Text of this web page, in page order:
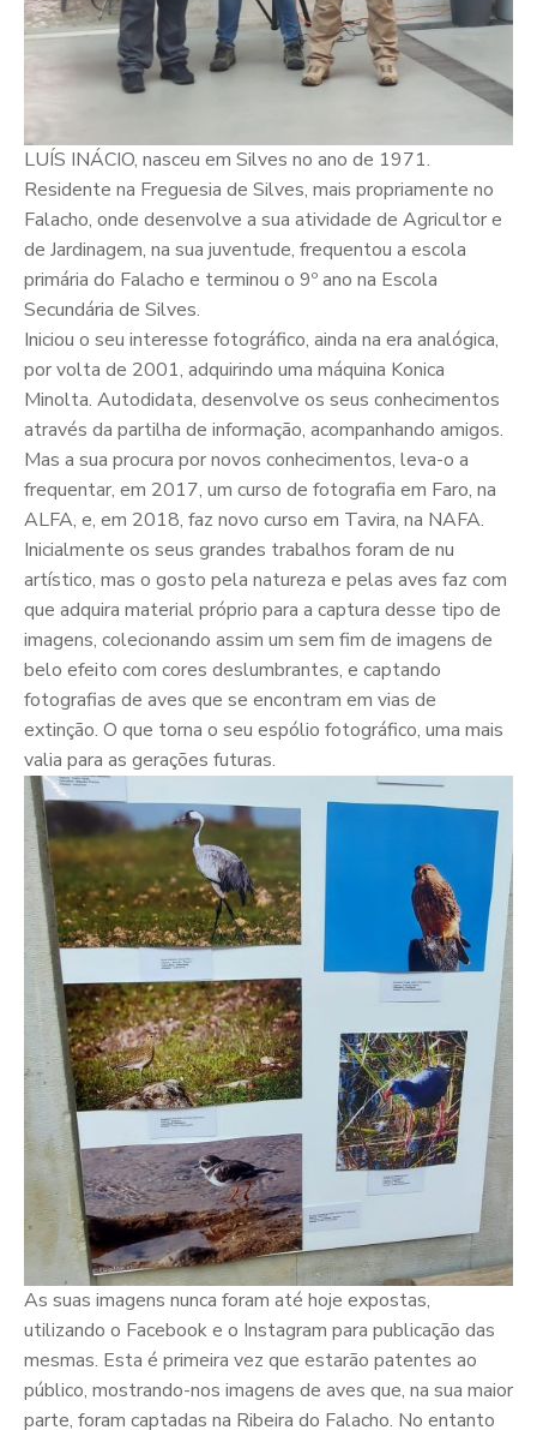
LUÍS INÁCIO, nasceu em Silves no ano de 1971.
Residente na Freguesia de Silves, mais propriamente no
Falacho, onde desenvolve a sua atividade de Agricultor e
de Jardinagem, na sua juventude, frequentou a escola
primária do Falacho e terminou o 9º ano na Escola
Secundária de Silves.
Iniciou o seu interesse fotográfico, ainda na era analógica,
por volta de 2001, adquirindo uma máquina Konica
Minolta. Autodidata, desenvolve os seus conhecimentos
através da partilha de informação, acompanhando amigos.
Mas a sua procura por novos conhecimentos, leva-o a
frequentar, em 2017, um curso de fotografia em Faro, na
ALFA, e, em 2018, faz novo curso em Tavira, na NAFA.
Inicialmente os seus grandes trabalhos foram de nu
artístico, mas o gosto pela natureza e pelas aves faz com
que adquira material próprio para a captura desse tipo de
imagens, colecionando assim um sem fim de imagens de
belo efeito com cores deslumbrantes, e captando
fotografias de aves que se encontram em vias de
extinção. O que torna o seu espólio fotográfico, uma mais
valia para as gerações futuras.
As suas imagens nunca foram até hoje expostas,
utilizando o Facebook e o Instagram para publicação das
mesmas. Esta é primeira vez que estarão patentes ao
público, mostrando-nos imagens de aves que, na sua maior
parte, foram captadas na Ribeira do Falacho. No entanto